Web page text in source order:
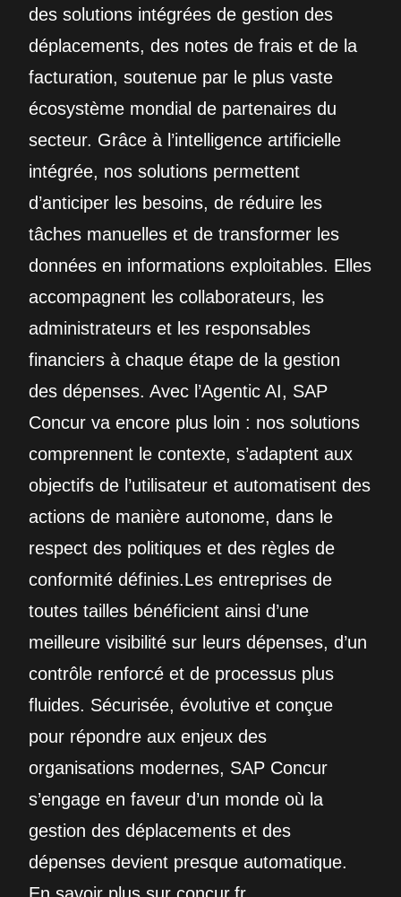
des solutions intégrées de gestion des
déplacements, des notes de frais et de la
facturation, soutenue par le plus vaste
écosystème mondial de partenaires du
secteur. Grâce à l’intelligence artificielle
intégrée, nos solutions permettent
d’anticiper les besoins, de réduire les
tâches manuelles et de transformer les
données en informations exploitables. Elles
accompagnent les collaborateurs, les
administrateurs et les responsables
financiers à chaque étape de la gestion
des dépenses. Avec l’Agentic AI, SAP
Concur va encore plus loin : nos solutions
comprennent le contexte, s’adaptent aux
objectifs de l’utilisateur et automatisent des
actions de manière autonome, dans le
respect des politiques et des règles de
conformité définies.Les entreprises de
toutes tailles bénéficient ainsi d’une
meilleure visibilité sur leurs dépenses, d’un
contrôle renforcé et de processus plus
fluides. Sécurisée, évolutive et conçue
pour répondre aux enjeux des
organisations modernes, SAP Concur
s’engage en faveur d’un monde où la
gestion des déplacements et des
dépenses devient presque automatique.